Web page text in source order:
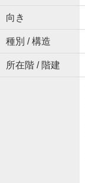
向き
種別 / 構造
所在階 / 階建